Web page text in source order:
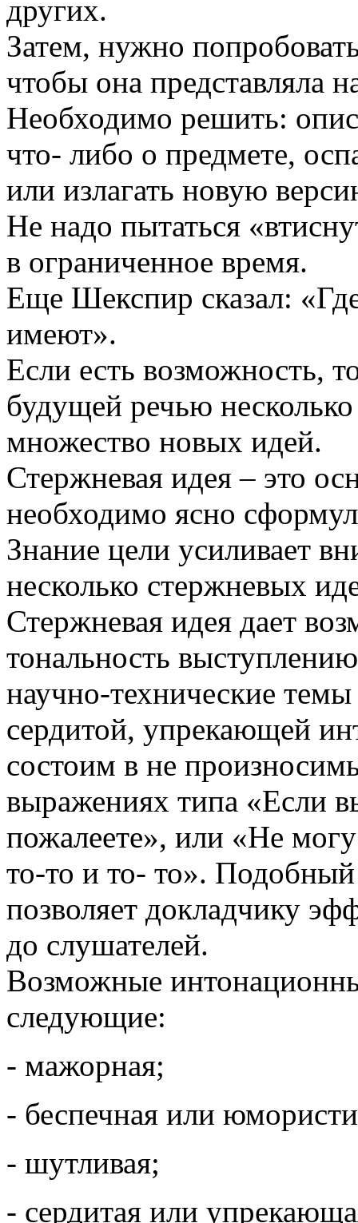
других.
Затем, нужно
чтобы она представляла
Необходимо решить:
что- либо о предмете,
или излагать новую
Не надо пытаться
в ограниченное время.
Еще Шекспир сказал:
имеют».
Если есть возможность,
будущей речью
множество новых идей.
Стержневая идея – это
необходимо ясно
Знание цели усиливает
несколько стержневых
Стержневая идея дает
тональность
научно-технические
сердитой, упрекающей
состоим в не
выражениях типа «Если
пожалеете», или «Не
то-то и то- то».
позволяет докладчику
до слушателей.
Возможные
следующие:
- мажорная;
- беспечная или
- шутливая;
- сердитая или